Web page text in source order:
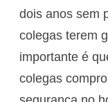
dois anos sem
colegas terem
importante é
colegas